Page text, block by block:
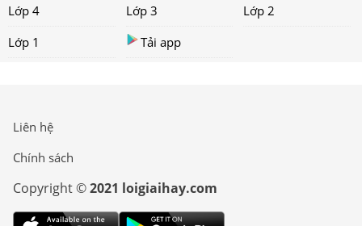
Lớp 4
Lớp 3
Lớp 2
Lớp 1
Tải app
Liên hệ
Chính sách
Copyright ©2021 loigiaihay.com